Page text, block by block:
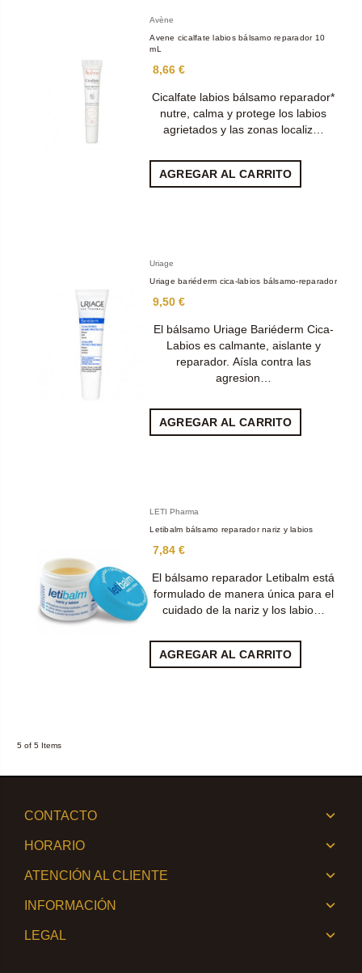
Avène
Avene cicalfate labios bálsamo reparador 10
mL
8,66 €
Cicalfate labios bálsamo reparador*
nutre, calma y protege los labios
agrietados y las zonas localiz…
AGREGAR AL CARRITO
Uriage
Uriage bariéderm cica-labios bálsamo-reparador
9,50 €
El bálsamo Uriage Bariéderm Cica-
Labios es calmante, aislante y
reparador. Aísla contra las
agresion…
AGREGAR AL CARRITO
LETI Pharma
Letibalm bálsamo reparador nariz y labios
7,84 €
El bálsamo reparador Letibalm está
formulado de manera única para el
cuidado de la nariz y los labio…
AGREGAR AL CARRITO
5 of 5 Items
CONTACTO
HORARIO
ATENCIÓN AL CLIENTE
INFORMACIÓN
LEGAL